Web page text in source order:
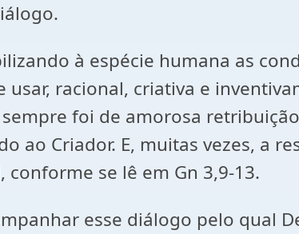
à espécie humana as
racional, criativa e
foi de amorosa
ao Criador. E, muitas vezes, a
se lê em Gn 3,9-13.
esse diálogo pelo qual